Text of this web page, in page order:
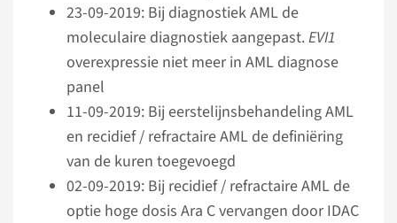
23-09-2019: Bij diagnostiek AML de
moleculaire diagnostiek aangepast.EVI1
overexpressie niet meer in AML diagnose
panel
11-09-2019: Bij eerstelijnsbehandeling AML
en recidief / refractaire AML de definiëring
van de kuren toegevoegd
02-09-2019: Bij recidief / refractaire AML de
optie hoge dosis Ara C vervangen door IDAC